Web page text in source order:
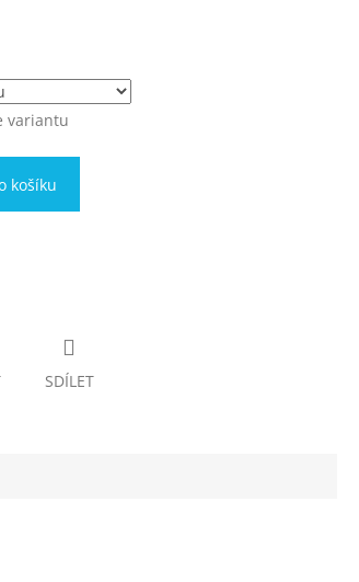
variantu
košíku
SDÍLET